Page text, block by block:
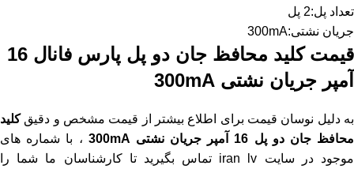
تعداد پل:2 پل
جریان نشتی:300mA
قیمت کلید محافظ جان دو پل پارس فانال 16
آمپر جریان نشتی 300mA
به دلیل نوسان قیمت برای اطلاع بیشتر از قیمت مشخص و دقیقکلید
محافظ جان دو پل 16 آمپر جریان نشتی 300mA
، با شماره های
موجود در
سایت iran lv
تماس بگیرید تا کارشناسان ما شما را